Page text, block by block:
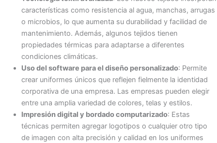
características como resistencia al agua, manchas, arrugas
o microbios, lo que aumenta su durabilidad y facilidad de
mantenimiento. Además, algunos tejidos tienen
propiedades térmicas para adaptarse a diferentes
condiciones climáticas.
Uso del software para el diseño personalizado: Permite
crear uniformes únicos que reflejen fielmente la identidad
corporativa de una empresa. Las empresas pueden elegir
entre una amplia variedad de colores, telas y estilos.
Impresión digital y bordado computarizado: Estas
técnicas permiten agregar logotipos o cualquier otro tipo
de imagen con alta precisión y calidad en los uniformes